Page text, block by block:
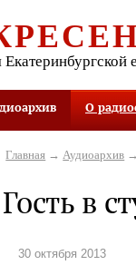
О
Главная → Аудиоархив
Гость в
30 октября 2013